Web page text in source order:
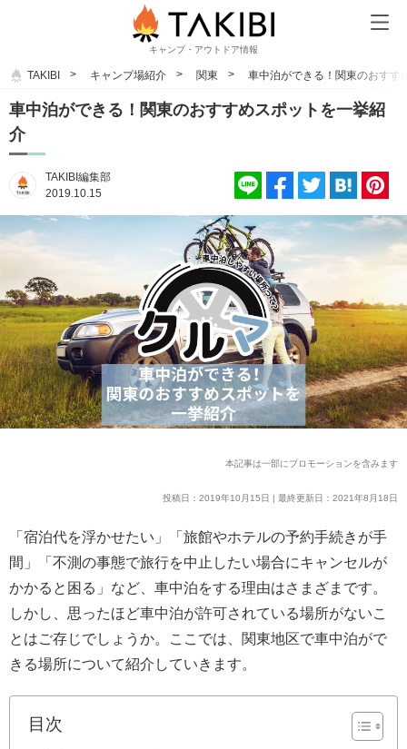
キャンプ・アウトドア情報
TAKIBI キャンプ場紹介 関東 車中泊ができる！関東のおすす
車中泊ができる！関東のおすすめスポットを一挙紹
介
TAKIBI編集部
2019.10.15
本記事は一部にプロモーションを含みます
投稿日：2019年10月15日 | 最終更新日：2021年8月18日
「宿泊代を浮かせたい」「旅館やホテルの予約手続きが手
間」「不測の事態で旅行を中止したい場合にキャンセルが
かかると困る」など、車中泊をする理由はさまざまです。
しかし、思ったほど車中泊が許可されている場所がないこ
とはご存じでしょうか。ここでは、関東地区で車中泊がで
きる場所について紹介していきます。
目次